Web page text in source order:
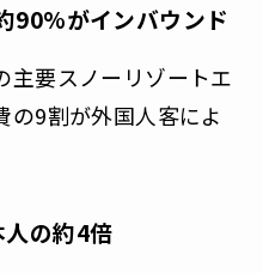
90%がインバウンド
主要スノーリゾートエ
の9割が外国人客によ
の約4倍